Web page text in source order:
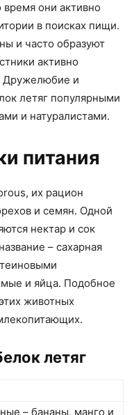
они активно
в поисках пищи.
и часто образуют
активно
Дружелюбие и
летяг популярными
и натуралистами.
питания
их рацион
и семян. Одной
нектар и сок
– сахарная
и яйца. Подобное
животных
летяг
– бананы, манго и